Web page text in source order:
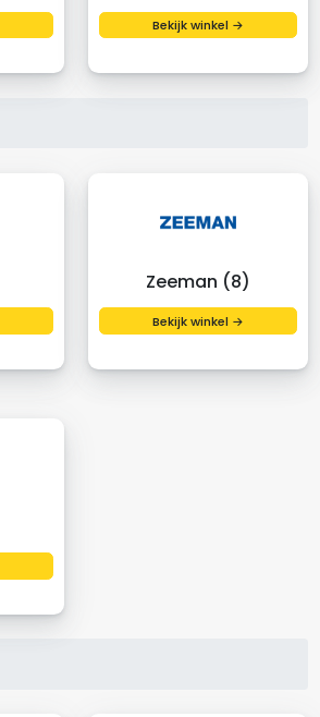
Bekijk winkel →
Zeeman (8)
Bekijk winkel →